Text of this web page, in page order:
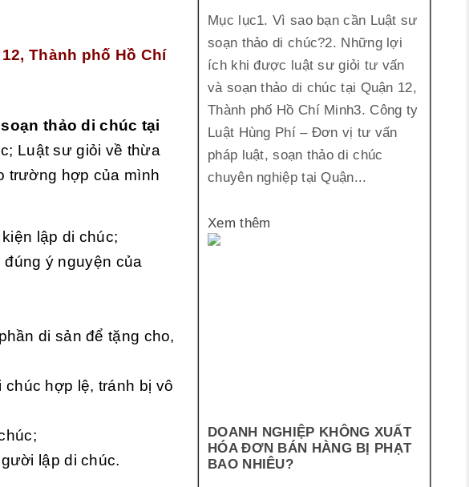
Thành phố Hồ Chí
thảo di chúc tại
Luật sư giỏi về thừa
trường hợp của mình
lập di chúc;
ý nguyện của
di sản để tặng cho,
hợp lệ, tránh bị vô
lập di chúc.
Mục lục1. Vì sao bạn cần Luật sư
soạn thảo di chúc?2. Những lợi
ích khi được luật sư giỏi tư vấn
và soạn thảo di chúc tại Quận 12,
Thành phố Hồ Chí Minh3. Công ty
Luật Hùng Phí – Đơn vị tư vấn
pháp luật, soạn thảo di chúc
chuyên nghiệp tại Quận...
Xem thêm
DOANH NGHIỆP KHÔNG XUẤT
HÓA ĐƠN BÁN HÀNG BỊ PHẠT
BAO NHIÊU?